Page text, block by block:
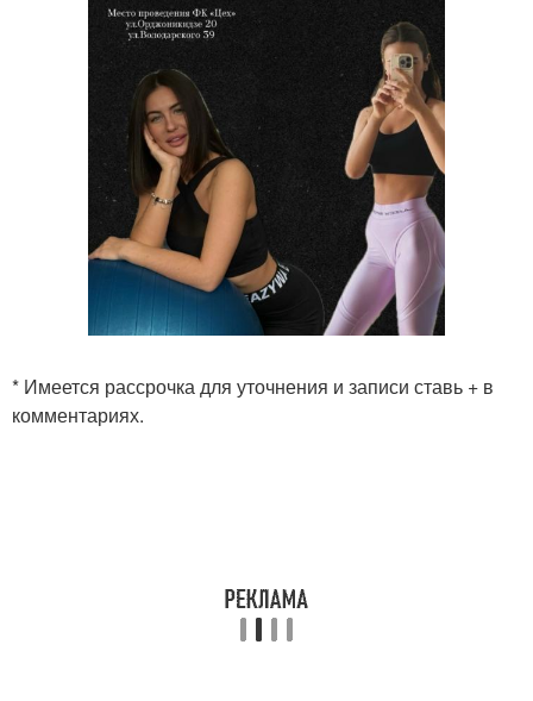
* Имеется рассрочка для уточнения и записи ставь + в
комментариях.